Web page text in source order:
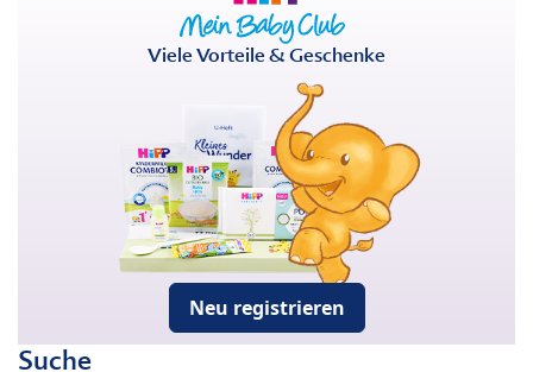
Viele Vorteile & Geschenke
Neu registrieren
Suche